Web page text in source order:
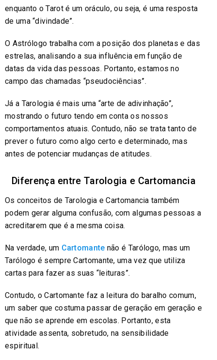
enquanto o Tarot é um oráculo, ou seja, é uma resposta
de uma “divindade”.
O Astrólogo trabalha com a posição dos planetas e das
estrelas, analisando a sua influência em função de
datas da vida das pessoas. Portanto, estamos no
campo das chamadas “pseudociências”.
Já a Tarologia é mais uma “arte de adivinhação”,
mostrando o futuro tendo em conta os nossos
comportamentos atuais. Contudo, não se trata tanto de
prever o futuro como algo certo e determinado, mas
antes de potenciar mudanças de atitudes.
Diferença entre Tarologia e Cartomancia
Os conceitos de Tarologia e Cartomancia também
podem gerar alguma confusão, com algumas pessoas a
acreditarem que é a mesma coisa.
Na verdade, um Cartomante não é Tarólogo, mas um
Tarólogo é sempre Cartomante, uma vez que utiliza
cartas para fazer as suas “leituras”.
Contudo, o Cartomante faz a leitura do baralho comum,
um saber que costuma passar de geração em geração e
que não se aprende em escolas. Portanto, esta
atividade assenta, sobretudo, na sensibilidade
espiritual.